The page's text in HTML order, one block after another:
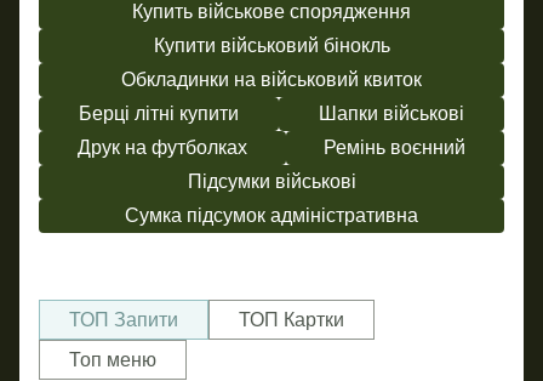
Купить військове спорядження
Купити військовий бінокль
Обкладинки на військовий квиток
Берці літні купити
Шапки військові
Друк на футболках
Ремінь воєнний
Підсумки військові
Сумка підсумок адміністративна
ТОП Запити
ТОП Картки
Топ меню